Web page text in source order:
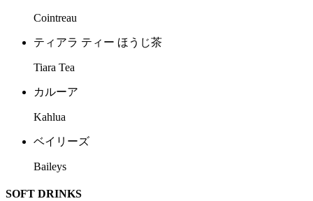
Cointreau
ティアラ ティー ほうじ茶
Tiara Tea
カルーア
Kahlua
ベイリーズ
Baileys
SOFT DRINKS